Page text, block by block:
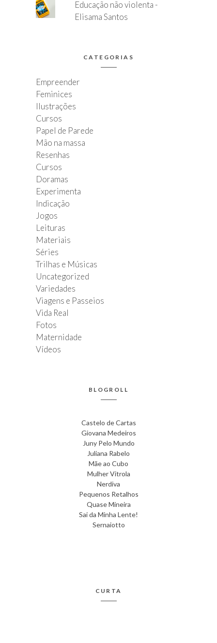
Educação não violenta -
Elisama Santos
CATEGORIAS
Empreender
Feminices
Ilustrações
Cursos
Papel de Parede
Mão na massa
Resenhas
Cursos
Doramas
Experimenta
Indicação
Jogos
Leituras
Materiais
Séries
Trilhas e Músicas
Uncategorized
Variedades
Viagens e Passeios
Vida Real
Fotos
Maternidade
Vídeos
BLOGROLL
Castelo de Cartas
Giovana Medeiros
Juny Pelo Mundo
Juliana Rabelo
Mãe ao Cubo
Mulher Vitrola
Nerdiva
Pequenos Retalhos
Quase Mineira
Sai da Minha Lente!
Sernaiotto
CURTA